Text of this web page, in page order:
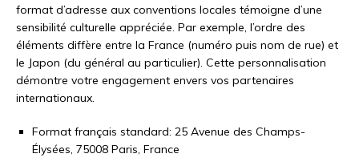
format d’adresse aux conventions locales témoigne d’une
sensibilité culturelle appréciée. Par exemple, l’ordre des
éléments diffère entre la France (numéro puis nom de rue) et
le Japon (du général au particulier). Cette personnalisation
démontre votre engagement envers vos partenaires
internationaux.
Format français standard: 25 Avenue des Champs-
Élysées, 75008 Paris, France